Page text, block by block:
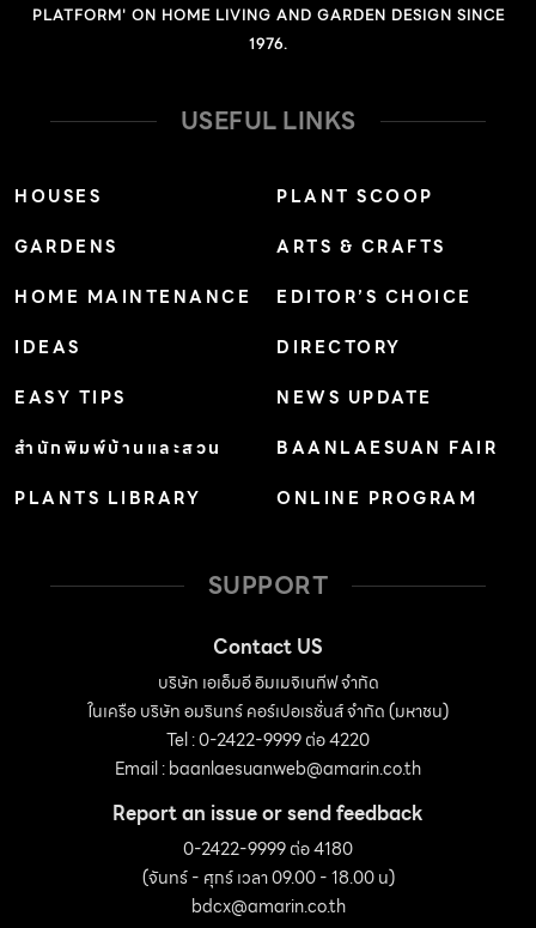
PLATFORM' ON HOME LIVING AND GARDEN DESIGN SINCE
1976.
USEFUL LINKS
HOUSES
GARDENS
HOME MAINTENANCE
IDEAS
EASY TIPS
สำนักพิมพ์บ้านและสวน
PLANTS LIBRARY
PLANT SCOOP
ARTS & CRAFTS
EDITOR’S CHOICE
DIRECTORY
NEWS UPDATE
BAANLAESUAN FAIR
ONLINE PROGRAM
SUPPORT
Contact US
บริษัท เอเอ็มอี อิมเมจิเนทีฟ จำกัด
ในเครือ บริษัท อมรินทร์ คอร์เปอเรชั่นส์ จำกัด (มหาชน)
Tel : 0-2422-9999 ต่อ 4220
Email :baanlaesuanweb@amarin.co.th
Report an issue or send feedback
0-2422-9999 ต่อ 4180
(จันทร์ - ศุกร์ เวลา 09.00 - 18.00 น)
bdcx@amarin.co.th